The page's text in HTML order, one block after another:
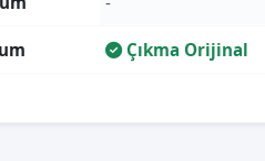
Çıkma Orijinal